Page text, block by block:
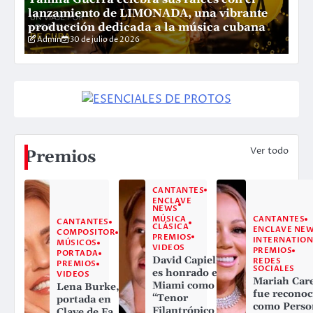
lanzamiento de LIMONADA, una vibrante
producción dedicada a la música cubana
Admin 30 de julio de 2026
Premios Ver todo
CANTANTES
COMPOSITOR
MÚSICOS
PORTADA
PREMIOS
VIDEOS
Lena Burke,
portada en
CANTANTES
ENCLAVE
NEWS
MÚSICA
CLÁSICA
PREMIOS
VIDEOS
David Capiello
es honrado en
Miami como
“Tenor
CANTANTES
ENCLAVE
PREMIOS
REDES
SOCIALES
Mariah
fue
como